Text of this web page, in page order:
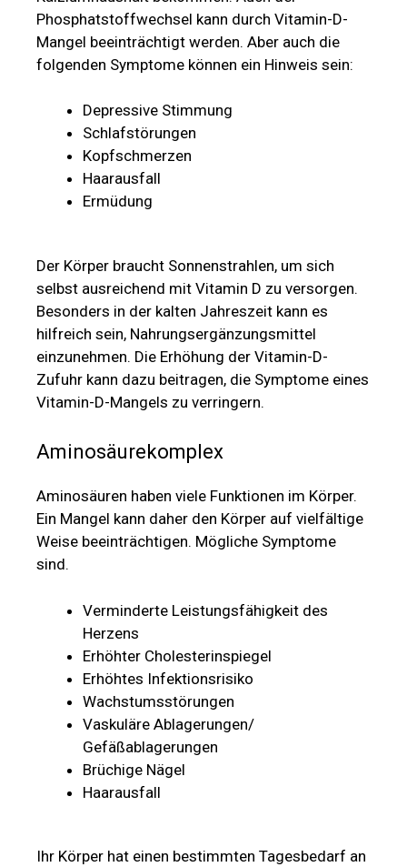
Phosphatstoffwechsel kann durch Vitamin-D-
Mangel beeinträchtigt werden. Aber auch die
folgenden Symptome können ein Hinweis sein:
Depressive Stimmung
Schlafstörungen
Kopfschmerzen
Haarausfall
Ermüdung
Der Körper braucht Sonnenstrahlen, um sich
selbst ausreichend mit Vitamin D zu versorgen.
Besonders in der kalten Jahreszeit kann es
hilfreich sein, Nahrungsergänzungsmittel
einzunehmen. Die Erhöhung der Vitamin-D-
Zufuhr kann dazu beitragen, die Symptome eines
Vitamin-D-Mangels zu verringern.
Aminosäurekomplex
Aminosäuren haben viele Funktionen im Körper.
Ein Mangel kann daher den Körper auf vielfältige
Weise beeinträchtigen. Mögliche Symptome
sind.
Verminderte Leistungsfähigkeit des
Herzens
Erhöhter Cholesterinspiegel
Erhöhtes Infektionsrisiko
Wachstumsstörungen
Vaskuläre Ablagerungen/
Gefäßablagerungen
Brüchige Nägel
Haarausfall
Ihr Körper hat einen bestimmten Tagesbedarf an